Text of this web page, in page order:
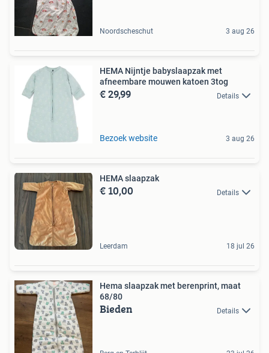
Noordscheschut 3 aug 26
HEMA Nijntje babyslaapzak met
afneembare mouwen katoen 3tog
€ 29,99 Details
Bezoek website 3 aug 26
HEMA slaapzak
€ 10,00 Details
Leerdam 18 jul 26
Hema slaapzak met berenprint, maat
68/80
Bieden Details